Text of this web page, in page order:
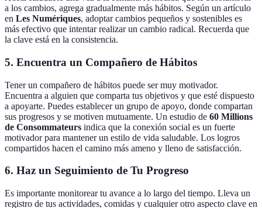
a los cambios, agrega gradualmente más hábitos. Según un artículo
en Les Numériques, adoptar cambios pequeños y sostenibles es
más efectivo que intentar realizar un cambio radical. Recuerda que
la clave está en la consistencia.
5. Encuentra un Compañero de Hábitos
Tener un compañero de hábitos puede ser muy motivador.
Encuentra a alguien que comparta tus objetivos y que esté dispuesto
a apoyarte. Puedes establecer un grupo de apoyo, donde compartan
sus progresos y se motiven mutuamente. Un estudio de 60 Millions
de Consommateurs indica que la conexión social es un fuerte
motivador para mantener un estilo de vida saludable. Los logros
compartidos hacen el camino más ameno y lleno de satisfacción.
6. Haz un Seguimiento de Tu Progreso
Es importante monitorear tu avance a lo largo del tiempo. Lleva un
registro de tus actividades, comidas y cualquier otro aspecto clave en